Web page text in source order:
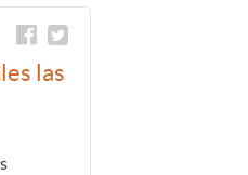
las